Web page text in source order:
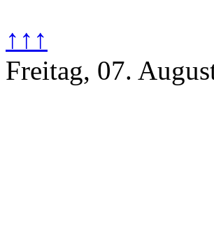
↑↑↑
Freitag, 07.